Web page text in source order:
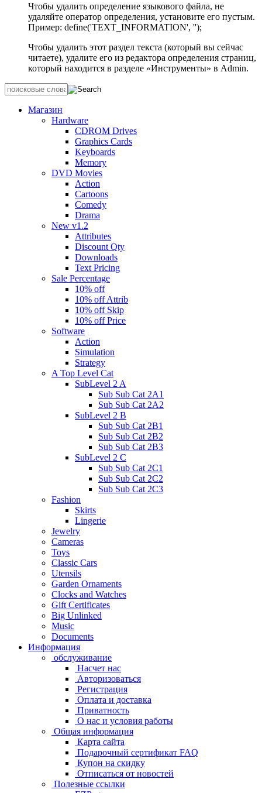
Чтобы удалить определение языкового файла, не
удаляйте оператор определения, установите его пустым.
Пример: define('TEXT_INFORMATION', '');
Чтобы удалить этот раздел текста (который вы сейчас
читаете), удалите его из редактора определения страниц,
который находится в разделе «Инструменты» в Admin.
Магазин
Hardware
CDROM Drives
Graphics Cards
Keyboards
Memory
DVD Movies
Action
Cartoons
Comedy
Drama
New v1.2
Attributes
Discount Qty
Downloads
Text Pricing
Sale Percentage
10% off
10% off Attrib
10% off Skip
10% off Price
Software
Action
Simulation
Strategy
A Top Level Cat
SubLevel 2 A
Sub Sub Cat 2A1
Sub Sub Cat 2A2
SubLevel 2 B
Sub Sub Cat 2B1
Sub Sub Cat 2B2
Sub Sub Cat 2B3
SubLevel 2 C
Sub Sub Cat 2C1
Sub Sub Cat 2C2
Sub Sub Cat 2C3
Fashion
Skirts
Lingerie
Jewelry
Cameras
Toys
Classic Cars
Utensils
Garden Ornaments
Clocks and Watches
Gift Certificates
Big Unlinked
Music
Documents
Информация
обслуживание
Насчет нас
Авторизоваться
Регистрация
Оплата и доставка
Приватность
О нас и условия работы
Общая информация
Карта сайта
Подарочный сертификат FAQ
Купон на скидку
Отписаться от новостей
Полезные ссылки